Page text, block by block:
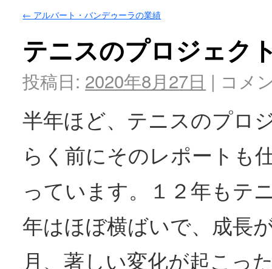
← アルバート・バンデゥーラの業績
テニスのプロジェク
投稿日: 2020年8月27日 | コメ
半年ほど、テニスのプロ
らく前にそのレポートも
っています。１２年もテ
年はほぼ横ばいで、成長
月、著しい変化が起こっ